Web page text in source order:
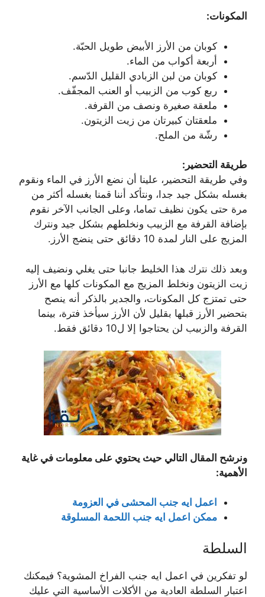
المكونات:
كوبان من الأرز الأبيض طويل الحبّة.
أربعة أكواب من الماء.
كوبان من لبن الزبادي القليل الدّسم.
ربع كوب من الزبيب أو العنب المجفّف.
ملعقة صغيرة ونصف من القرفة.
ملعقتان كبيرتان من زيت الزيتون.
رشّة من الملح.
طريقة التحضير:
وفي طريقة التحضير، علينا أن نضع الأرز في الماء ونقوم
بغسله بشكل جيد جدا، ونتأكد أننا قمنا بغسله أكثر من
مرة حتى يكون نظيف تماما، وعلى الجانب الآخر نقوم
بإضافة القرفة مع الزبيب ونخلطهم بشكل جيد ونترك
المزيج على النار لمدة 10 دقائق حتى ينضج الأرز.
وبعد ذلك نترك هذا الخليط جانبا حتى يغلي ونضيف إليه
زيت الزيتون ونخلط المزيج مع المكونات كلها مع الأرز
حتى تمتزج كل المكونات، والجدير بالذكر أنه ينصح
بتحضير الأرز قبلها بقليل لأن الأرز سيأخذ فترة، بينما
القرفة والزبيب لن يحتاجوا إلا ل10 دقائق فقط.
ونرشح المقال التالي حيث يحتوي على معلومات في غاية
الأهمية:
اعمل ايه جنب المحشى في العزومة
ممكن اعمل ايه جنب اللحمة المسلوقة
السلطة
لو تفكرين في اعمل ايه جنب الفراخ المشوية؟ فيمكنك
اعتبار السلطة العادية من الأكلات الأساسية التي عليك